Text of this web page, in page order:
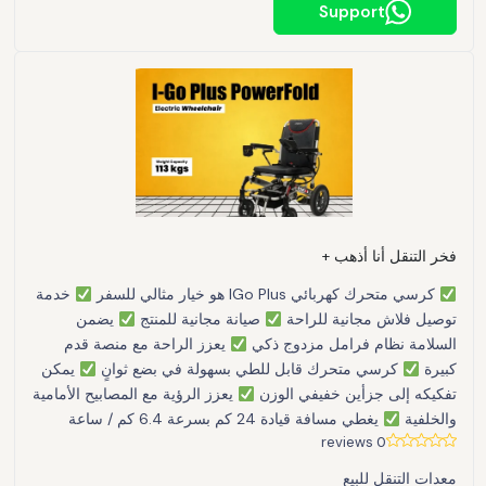
Support
فخر التنقل أنا أذهب +
كرسي متحرك كهربائي IGo Plus هو خيار مثالي للسفر
خدمة
توصيل فلاش مجانية للراحة
صيانة مجانية للمنتج
يضمن
السلامة نظام فرامل مزدوج ذكي
يعزز الراحة مع منصة قدم
كبيرة
كرسي متحرك قابل للطي بسهولة في بضع ثوانٍ
يمكن
تفكيكه إلى جزأين خفيفي الوزن
يعزز الرؤية مع المصابيح الأمامية
والخلفية
يغطي مسافة قيادة 24 كم بسرعة 6.4 كم / ساعة
0 reviews
معدات التنقل للبيع